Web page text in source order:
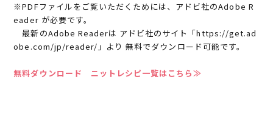
※PDFファイルをご覧いただくためには、アドビ社のAdobe R
eader が必要です。
最新のAdobe Readerは アドビ社のサイト「https://get.ad
obe.com/jp/reader/」より 無料でダウンロード可能です。
無料ダウンロード ニットレシピ一覧はこちら≫